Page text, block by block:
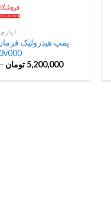
پمپ هیدرولیک
5,200,000 تومان